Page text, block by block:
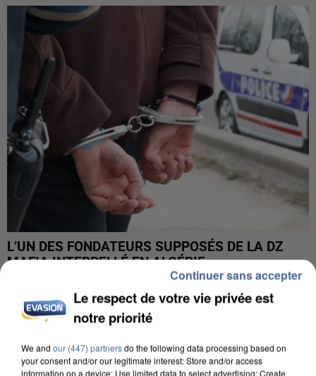
L’UN DES FONDATEURS SUPPOSÉS DE LA DZ
MAFIA INTERPELLÉ EN ALGÉRIE
Le respect de votre vie privée est
notre priorité
We and our (447) partnersdo the following data processing based on
your consent and/or our legitimate interest: Store and/or access
information on a device; Use limited data to select advertising; Create
Continuer sans accepter